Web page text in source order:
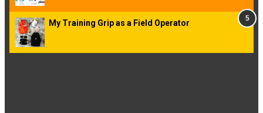
My Training Grip as a Field Operator